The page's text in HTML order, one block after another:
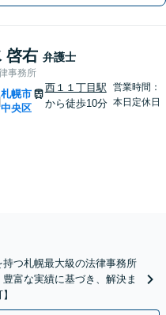
啓右 弁護士
事務所
札幌市
中央区
西１１丁目駅
から徒歩10分
営業時間：
本日定休日
持つ札幌最大級の法律事務所
富な実績に基づき、解決ま